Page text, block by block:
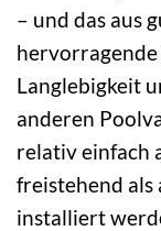
– und das aus
Langlebigkeit
anderen
relativ einfach
freistehend
installiert